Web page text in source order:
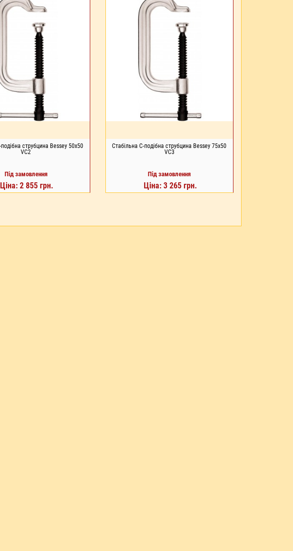
струбцина Bessey 50x50
VC2
Під замовлення
Ціна: 2 855 грн.
Стабільна С-подібна струбцина Bessey 75x50
VC3
Під замовлення
Ціна: 3 265 грн.